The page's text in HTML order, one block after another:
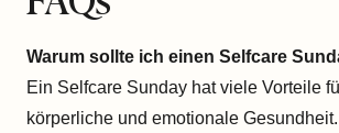
Warum sollte ich einen Selfcare
Ein Selfcare Sunday hat viele Vorteile
körperliche und emotionale